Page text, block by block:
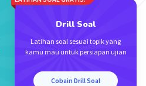
Drill Soal
Latihan soal sesuai topik yang
kamu mau untuk persiapan ujian
Cobain Drill Soal